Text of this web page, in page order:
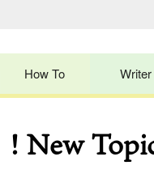
How To Writer
! New